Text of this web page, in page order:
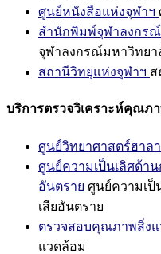
ศูนย์หนังสือแห่งจุฬาฯ
สำนักพิมพ์จุฬาลงกร
จุฬาลงกรณ์มหาวิทยา
สถานีวิทยุแห่งจุฬาฯ ส
บริการตรวจวิเคราะห์คุณภ
ศูนย์วิทยาศาสตร์ฮาล
ศูนย์ความเป็นเลิศด้า
อันตราย ศูนย์ความเป็
เสียอันตราย
ตรวจสอบคุณภาพสิ่งแ
แวดล้อม